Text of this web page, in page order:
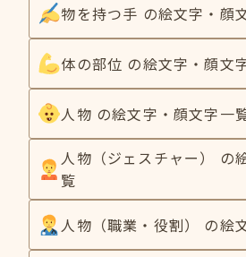
物を持つ手 の絵文字・顔
体の部位 の絵文字・顔文
人物 の絵文字・顔文字一
人物（ジェスチャー） の
覧
人物（職業・役割） の絵